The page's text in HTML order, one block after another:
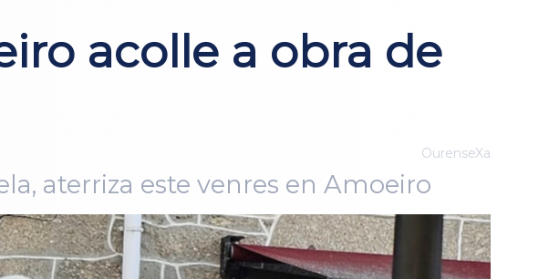
acolle a obra de
OurenseXa
aterriza este venres en Amoeiro